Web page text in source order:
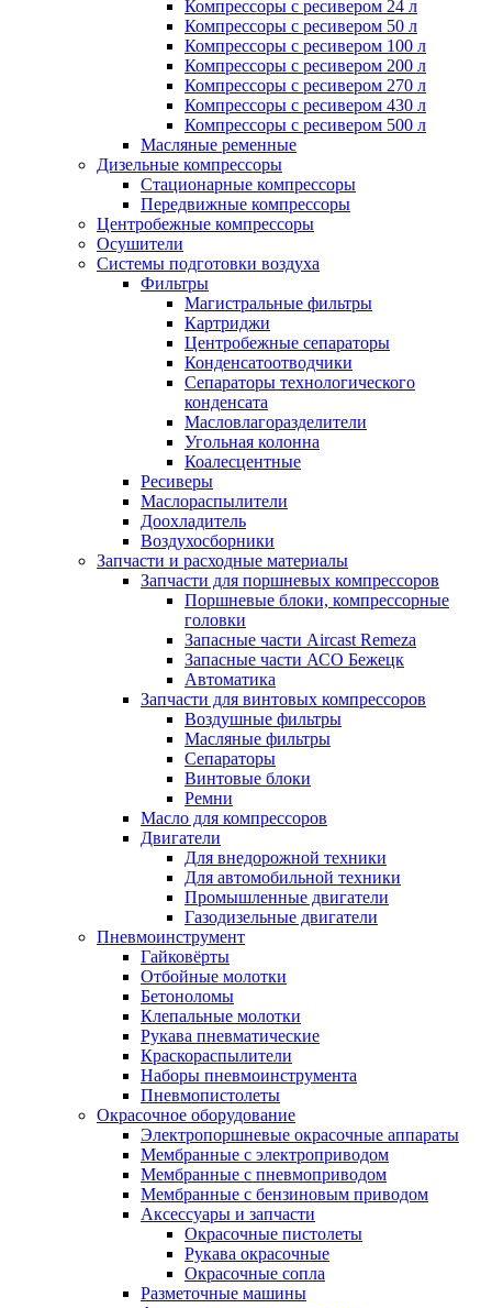
Компрессоры с ресивером 24 л
Компрессоры с ресивером 50 л
Компрессоры с ресивером 100 л
Компрессоры с ресивером 200 л
Компрессоры с ресивером 270 л
Компрессоры с ресивером 430 л
Компрессоры с ресивером 500 л
Масляные ременные
Дизельные компрессоры
Стационарные компрессоры
Передвижные компрессоры
Центробежные компрессоры
Осушители
Системы подготовки воздуха
Фильтры
Магистральные фильтры
Картриджи
Центробежные сепараторы
Конденсатоотводчики
Сепараторы технологического
конденсата
Масловлагоразделители
Угольная колонна
Коалесцентные
Ресиверы
Маслораспылители
Доохладитель
Воздухосборники
Запчасти и расходные материалы
Запчасти для поршневых компрессоров
Поршневые блоки, компрессорные
головки
Запасные части Aircast Remeza
Запасные части АСО Бежецк
Автоматика
Запчасти для винтовых компрессоров
Воздушные фильтры
Масляные фильтры
Сепараторы
Винтовые блоки
Ремни
Масло для компрессоров
Двигатели
Для внедорожной техники
Для автомобильной техники
Промышленные двигатели
Газодизельные двигатели
Пневмоинструмент
Гайковёрты
Отбойные молотки
Бетоноломы
Клепальные молотки
Рукава пневматические
Краскораспылители
Наборы пневмоинструмента
Пневмопистолеты
Окрасочное оборудование
Электропоршневые окрасочные аппараты
Мембранные с электроприводом
Мембранные с пневмоприводом
Мембранные с бензиновым приводом
Аксессуары и запчасти
Окрасочные пистолеты
Рукава окрасочные
Окрасочные сопла
Разметочные машины